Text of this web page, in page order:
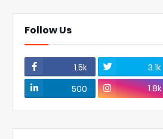
Follow Us
1.5k 3.1k
500
1.8k